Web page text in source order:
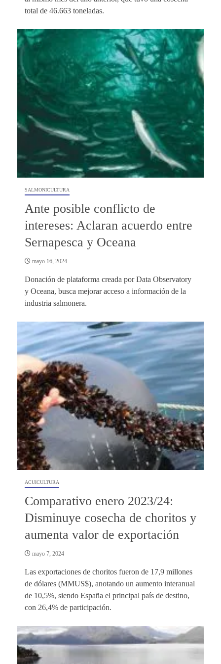
total de 46.663 toneladas.
SALMONICULTURA
Ante posible conflicto de
intereses: Aclaran acuerdo entre
Sernapesca y Oceana
mayo 16, 2024
Donación de plataforma creada por Data Observatory
y Oceana, busca mejorar acceso a información de la
industria salmonera.
ACUICULTURA
Comparativo enero 2023/24:
Disminuye cosecha de choritos y
aumenta valor de exportación
mayo 7, 2024
Las exportaciones de choritos fueron de 17,9 millones
de dólares (MMUS$), anotando un aumento interanual
de 10,5%, siendo España el principal país de destino,
con 26,4% de participación.